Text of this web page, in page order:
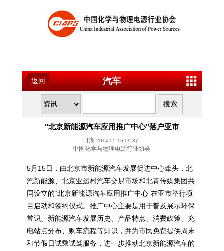
返回 汽车
"北京新能源汽车应用推广中心"落户亚市
日期:2014-05-16 09:37
中国化学与物理电源行业协会
5月15日，由北京市新能源汽车发展促进中心牵头，北
汽新能源、北京亚运村汽车交易市场和北青传媒集团共
同设立的“北京新能源汽车应用推广中心”在亚市举行项
目启动和签约仪式。推广中心主要是用于普及展示环保
常识、新能源汽车发展历史、产品特点、消费政策、充
电站点分布、购车流程等知识，并为市民免费提供周末
和节假日试乘试驾服务，进一步推动北京新能源汽车的